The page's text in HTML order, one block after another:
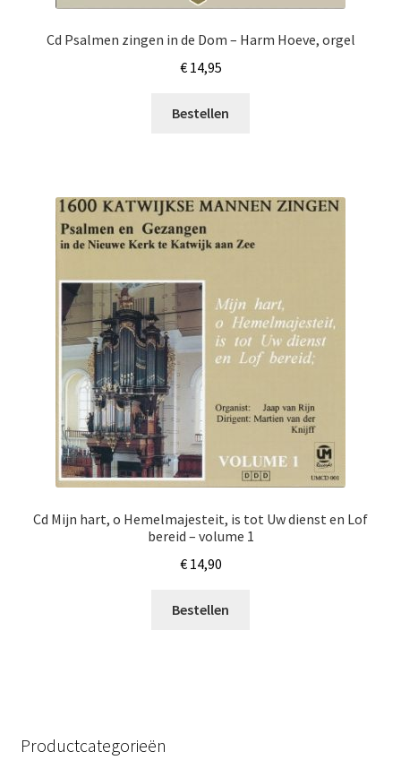
Cd Psalmen zingen in de Dom – Harm Hoeve, orgel
€14,95
Bestellen
Cd Mijn hart, o Hemelmajesteit, is tot Uw dienst en Lof
bereid – volume 1
€14,90
Bestellen
Productcategorieën